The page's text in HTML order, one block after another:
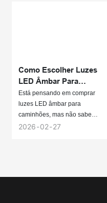
Como Escolher Luzes
LED Âmbar Para
Caminhões: Um Guia
De Compra Completo
Está pensando em comprar
luzes LED âmbar para
caminhões, mas não sabe
como escolher as certas? Este
2026 02 27